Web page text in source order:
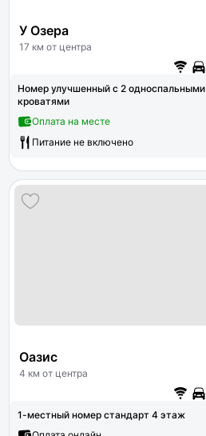
У Озера
17 км от центра
Номер улучшенный с 2 односпальными
кроватями
Оплата на месте
Питание не включено
Оазис
4 км от центра
1-местный номер стандарт 4 этаж